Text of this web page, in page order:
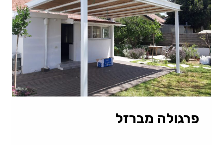
פרגולה מברזל